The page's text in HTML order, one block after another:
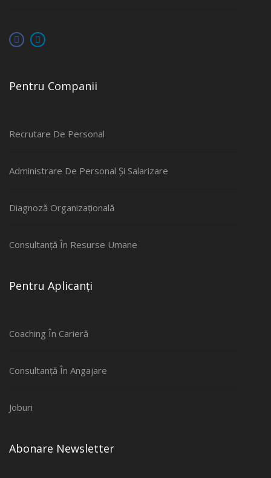
Pentru Companii
Recrutare De Personal
Administrare De Personal Și Salarizare
Diagnoză Organizațională
Consultanță În Resurse Umane
Pentru Aplicanți
Coaching În Carieră
Consultanță În Angajare
Joburi
Abonare Newsletter